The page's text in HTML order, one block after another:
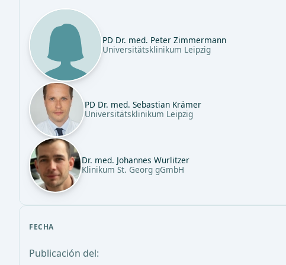
PD Dr. med. Peter Zimmermann
Universitätsklinikum Leipzig
PD Dr. med. Sebastian Krämer
Universitätsklinikum Leipzig
Dr. med. Johannes Wurlitzer
Klinikum St. Georg gGmbH
FECHA
Publicación del: